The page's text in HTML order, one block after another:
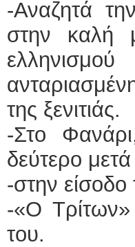
-Αναζητά
στην καλή
της ξενιτιάς.
-Στο
δεύτερο
-στην
-«Ο Τρίτων»
του.